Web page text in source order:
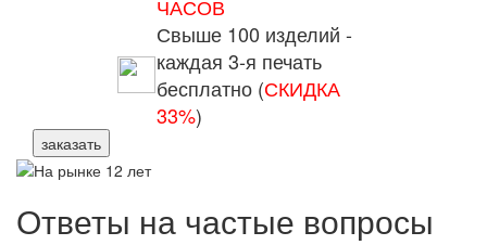
ЧАСОВ
Свыше 100 изделий -
каждая 3-я печать
бесплатно (СКИДКА
33%)
заказать
Ответы на частые вопросы